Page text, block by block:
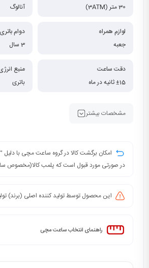
30 متر (3ATM)
آنالوگ
لوازم همراه
جعبه
دوام باتری
3 سال
دقت ساعت
±15 ثانیه در ماه
منبع
باتری
مشخصات بیشتر
امکان برگشت کالا در گروه ساعت مچی با دلیل
در صورتی مورد قبول است که پلمب کالا(مخصوص
این محصول توسط تولید کننده اصلی (برند)
راهنمای انتخاب ساعت مچی